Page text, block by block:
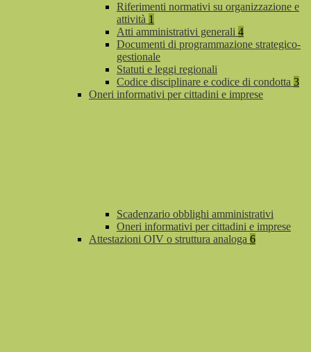
Riferimenti normativi su organizzazione e
attività 1
Atti amministrativi generali 4
Documenti di programmazione strategico-
gestionale
Statuti e leggi regionali
Codice disciplinare e codice di condotta 3
Oneri informativi per cittadini e imprese
Scadenzario obblighi amministrativi
Oneri informativi per cittadini e imprese
Attestazioni OIV o struttura analoga 6